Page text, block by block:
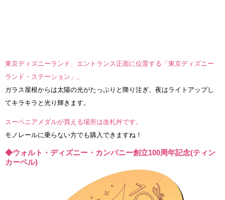
東京ディズニーランド、エントランス正面に位置する「東京ディズニー
ランド・ステーション」。
ガラス屋根からは太陽の光がたっぷりと降り注ぎ、夜はライトアップし
てキラキラと光り輝きます。
スーベニアメダルが買える場所は改札外です。
モノレールに乗らない方でも購入できますね！
◆ウォルト・ディズニー・カンパニー創立100周年記念(ティン
カーベル)